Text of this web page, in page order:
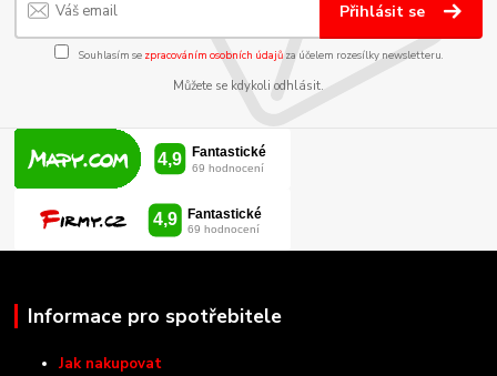
Přihlásit se
Souhlasím se zpracováním osobních údajůza účelem rozesílky newsletteru.
Můžete se kdykoli odhlásit.
Informace pro spotřebitele
Jak nakupovat